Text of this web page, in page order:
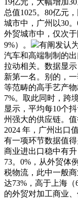
总值1025。80亿元
城市中，广州以30
外贸城市中，仅次于
9%）。
有阐发认
汽车和高端制制的
拉动相关。数据显
新第一名。别的，
等范畴的高手艺产物
7%。取此同时，跨
显示，平均每10个
州强大的供应链。
2024 年，广州出口
有一项环节数据值
商业进出口稳中有
73。0%，从外贸体
税物流，此中一般
达73%，高于上海（
的外贸对加工商业